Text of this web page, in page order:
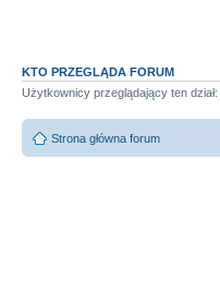
KTO PRZEGLĄDA FORUM
Użytkownicy przeglądający ten
Strona główna forum